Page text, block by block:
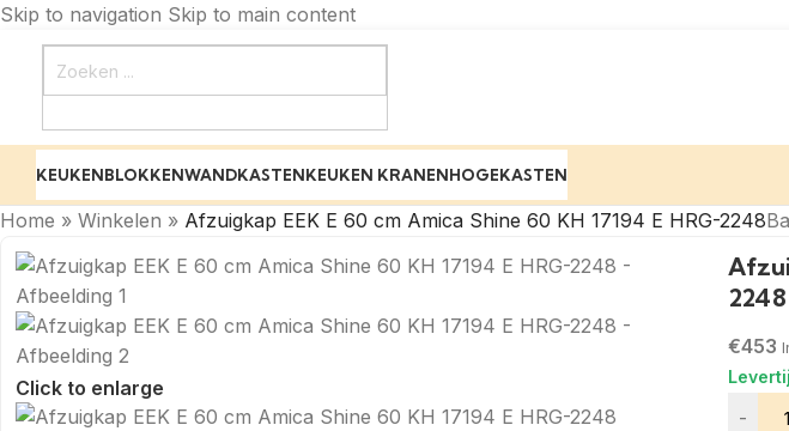
Skip to navigation Skip to main content
KEUKENBLOKKENWANDKASTENKEUKEN KRANENHOGEKASTEN
Home » Winkelen » Afzuigkap EEK E 60 cm Amica Shine 60 KH 17194 E HRG-2248
Click to enlarge
2248
€453
-